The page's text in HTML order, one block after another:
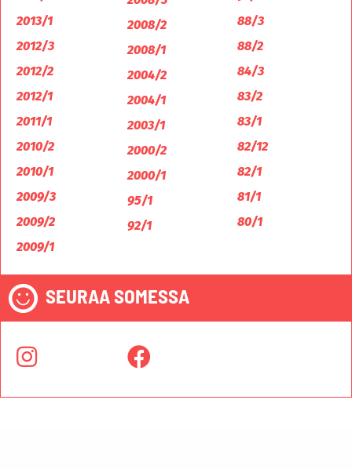
2013/1
2012/3
2012/2
2012/1
2011/1
2010/2
2010/1
2009/3
2009/2
2009/1
2008/2
2008/1
2004/2
2004/1
2003/1
2000/2
2000/1
95/1
92/1
88/3
88/2
84/3
83/2
83/1
82/12
82/1
81/1
80/1
SEURAA SOMESSA